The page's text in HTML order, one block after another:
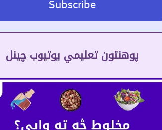
Subscribe
پوهنتون تعلیمي یوتیوب چینل